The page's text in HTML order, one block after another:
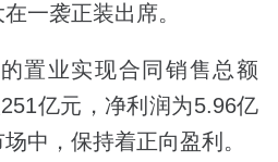
一袭正装出席。
置业实现合同销售总额
亿元，净利润为5.96亿
中，保持着正向盈利。